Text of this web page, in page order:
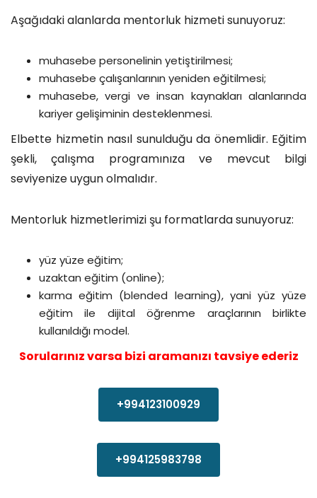
Aşağıdaki alanlarda mentorluk hizmeti sunuyoruz:
muhasebe personelinin yetiştirilmesi;
muhasebe çalışanlarının yeniden eğitilmesi;
muhasebe, vergi ve insan kaynakları alanlarında
kariyer gelişiminin desteklenmesi.
Elbette hizmetin nasıl sunulduğu da önemlidir. Eğitim
şekli, çalışma programınıza ve mevcut bilgi
seviyenize uygun olmalıdır.
Mentorluk hizmetlerimizi şu formatlarda sunuyoruz:
yüz yüze eğitim;
uzaktan eğitim (online);
karma eğitim (blended learning), yani yüz yüze
eğitim ile dijital öğrenme araçlarının birlikte
kullanıldığı model.
Sorularınız varsa bizi aramanızı tavsiye ederiz
+994123100929
+994125983798